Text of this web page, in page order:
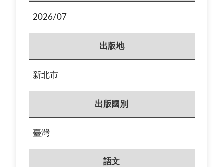
2026/07
出版地
新北市
出版國別
臺灣
語文